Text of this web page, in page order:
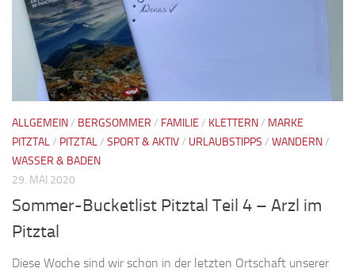
ALLGEMEIN/ BERGSOMMER / FAMILIE / KLETTERN/ MARKE
PITZTAL/ PITZTAL/ SPORT & AKTIV/ URLAUBSTIPPS / WANDERN/
WASSER & BADEN
29. MAI 2020
Sommer-Bucketlist Pitztal Teil 4 – Arzl im
Pitztal
Diese Woche sind wir schon in der letzten Ortschaft unserer